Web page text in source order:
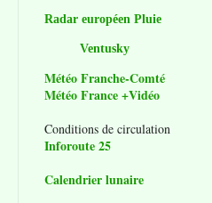
Radar européen Pluie
Ventusky
Météo Franche-Comté
Météo France +Vidéo
Conditions de circulation
Inforoute 25
Calendrier lunaire